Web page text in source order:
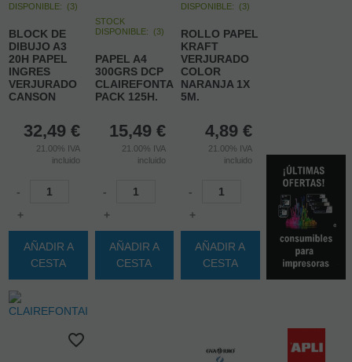
DISPONIBLE: (3)
BLOCK DE
DIBUJO A3
20H PAPEL
INGRES
VERJURADO
CANSON
32,49 €
21.00% IVA
incluido
-
+
AÑADIR A
CESTA
STOCK
DISPONIBLE:
(3)
PAPEL A4
300GRS DCP
CLAIREFONTAINE.
PACK 125H.
15,49 €
21.00% IVA
incluido
-
+
AÑADIR A
CESTA
DISPONIBLE: (3)
ROLLO PAPEL
KRAFT
VERJURADO
COLOR
NARANJA 1X
5M.
4,89 €
21.00% IVA
incluido
-
+
AÑADIR A
CESTA